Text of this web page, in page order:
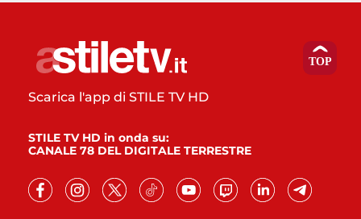
Scarica l'app di STILE TV HD
STILE TV HD in onda su:
CANALE 78 DEL DIGITALE TERRESTRE